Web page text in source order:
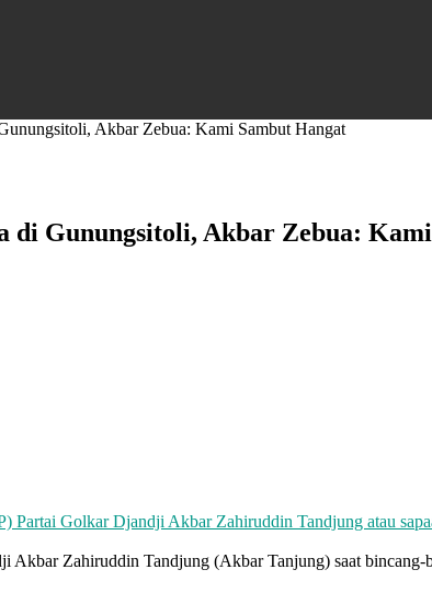
Akbar Zebua: Kami Sambut Hangat
di Gunungsitoli, Akbar Zebua:
Akbar Zahiruddin Tandjung (Akbar Tanjung) saat